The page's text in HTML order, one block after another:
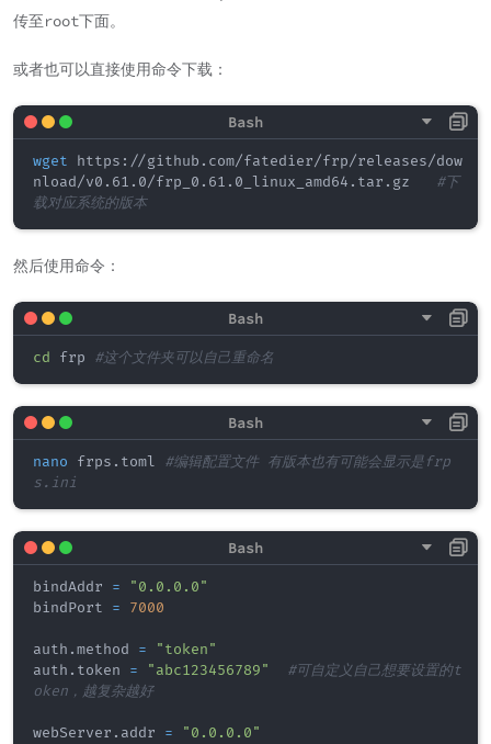
传至root下面。
或者也可以直接使用命令下载：
wget https://github.com/fatedier/frp/releases/dow
nload/v0.61.0/frp_0.61.0_linux_amd64.tar.gz #下
载对应系统的版本
然后使用命令：
cd frp #这个文件夹可以自己重命名
nano frps.toml #编辑配置文件 有版本也有可能会显示是frp
s.ini
bindAddr =
"0.0.0.0"
bindPort = 7000
auth.method =
"token"
auth.token = "abc123456789"
#可自定义自己想要设置的t
oken，越复杂越好
webServer.addr =
"0.0.0.0"